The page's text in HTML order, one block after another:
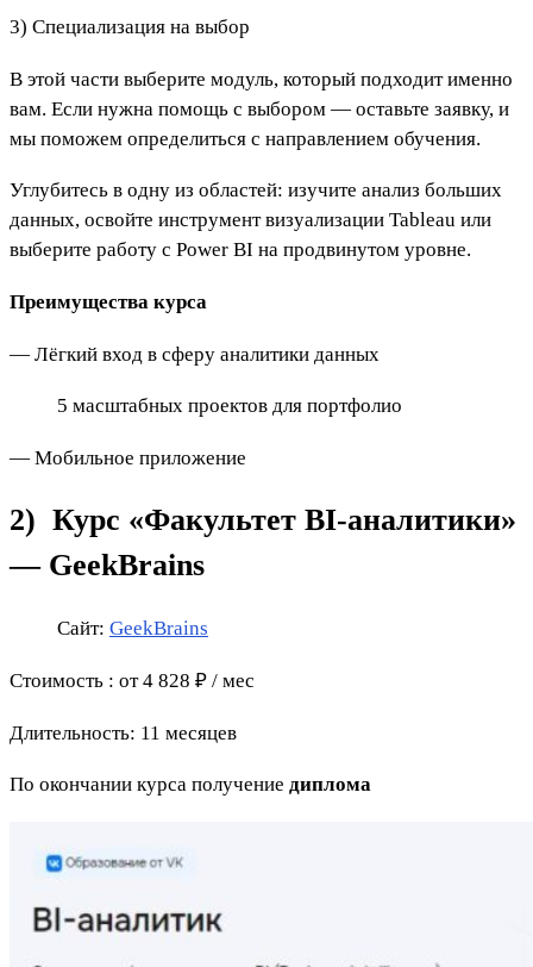
3) Специализация на выбор
В этой части выберите модуль, который подходит именно
вам. Если нужна помощь с выбором — оставьте заявку, и
мы поможем определиться с направлением обучения.
Углубитесь в одну из областей: изучите анализ больших
данных, освойте инструмент визуализации Tableau или
выберите работу с Power BI на продвинутом уровне.
Преимущества курса
— Лёгкий вход в сферу аналитики данных
5 масштабных проектов для портфолио
— Мобильное приложение
2) Курс «Факультет BI-аналитики»
— GeekBrains
Сайт: GeekBrains
Стоимость : от 4 828 ₽ / мес
Длительность: 11 месяцев
По окончании курса получение диплома